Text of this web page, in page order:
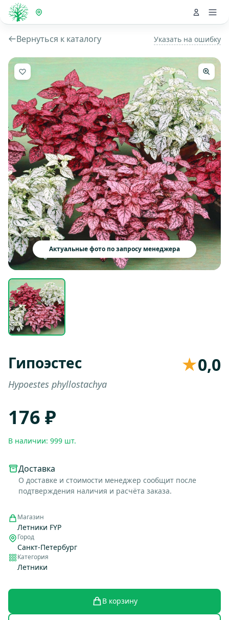
Вернуться к каталогу Указать на ошибку
Актуальные фото по запросу менеджера
Гипоэстес ★0,0
Hypoestes phyllostachya
176 ₽
В наличии: 999 шт.
Доставка
О доставке и стоимости менеджер сообщит после
подтверждения наличия и расчёта заказа.
Магазин
Летники FYP
Город
Санкт-Петербург
Категория
Летники
В корзину